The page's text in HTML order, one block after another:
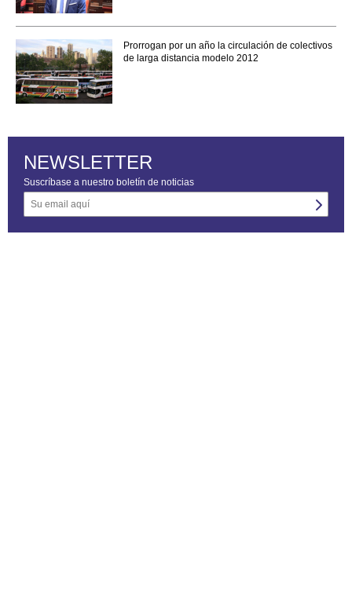
Prorrogan por un año la circulación de colectivos
de larga distancia modelo 2012
NEWSLETTER
Suscríbase a nuestro boletín de noticias